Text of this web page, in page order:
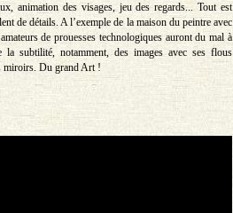
animation des visages, jeu des regards... Tout est
de détails. A l’exemple de la maison du peintre avec
de prouesses technologiques auront du mal à
subtilité, notamment, des images avec ses flous
miroirs. Du grand Art !